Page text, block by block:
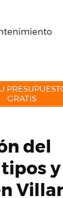
GRATIS
del
y